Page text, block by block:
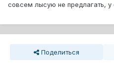
совсем лысую не предлагать,
Поделиться